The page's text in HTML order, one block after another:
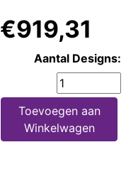
€919,31
Aantal Designs:
Toevoegen aan
Winkelwagen